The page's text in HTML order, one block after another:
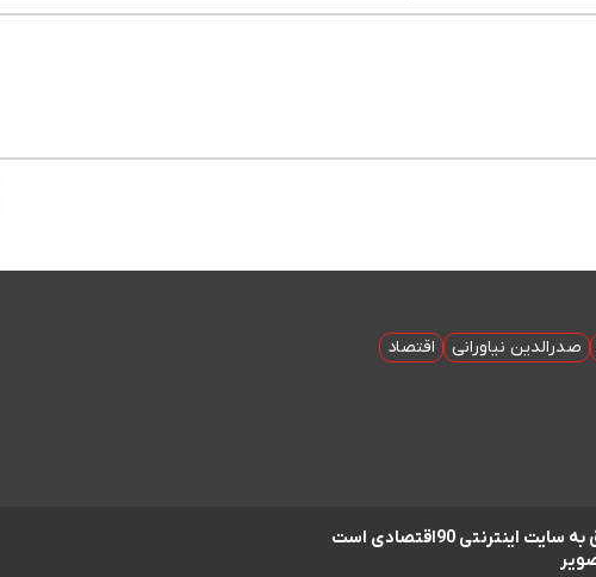
صدرالدین نیاورانی اقتصاد